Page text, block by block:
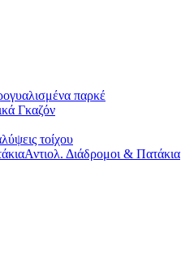
παρκέ
Γκαζόν
τοίχου
Αντιολ. Διάδρομοι & Πατάκια